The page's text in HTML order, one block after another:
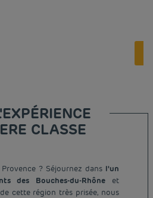
CLASSE
? Séjournez dans l'un
des Bouches-du-Rhône et
cette région très prisée, nous